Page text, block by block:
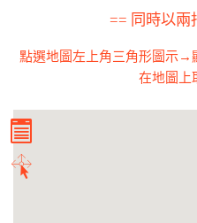
== 同時以兩
點選地圖左上角三角形圖示
在地圖上